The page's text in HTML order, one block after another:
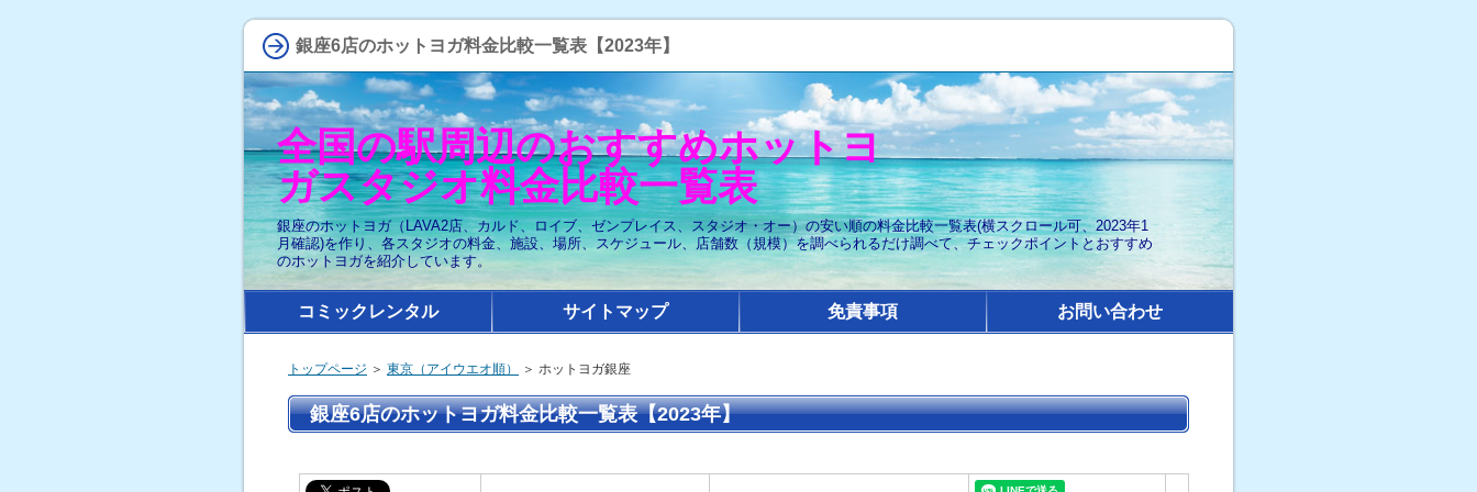
銀座6店のホットヨガ料金比較一覧表【2023年】
全国の駅周辺のおすすめホットヨ
ガスタジオ料金比較一覧表
銀座のホットヨガ（LAVA2店、カルド、ロイブ、ゼンプレイス、スタジオ・オー）の安い順の料金比較一覧表(横スクロール可、2023年1
月確認)を作り、各スタジオの料金、施設、場所、スケジュール、店舗数（規模）を調べられるだけ調べて、チェックポイントとおすすめ
のホットヨガを紹介しています。
トップページ ＞ 東京（アイウエオ順） ＞ ホットヨガ銀座
銀座6店のホットヨガ料金比較一覧表【2023年】
コミックレンタル サイトマップ 免責事項 お問い合わせ